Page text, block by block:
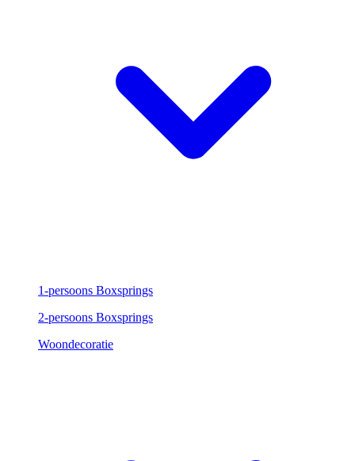
1-persoons Boxsprings
2-persoons Boxsprings
Woondecoratie